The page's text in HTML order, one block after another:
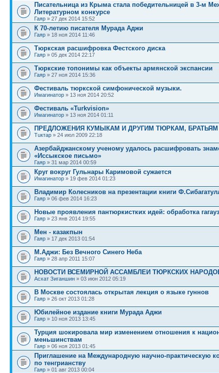
Писательница из Крыма стала победительницей в 3-м
Литературном конкурсе
Гаяр » 27 дек 2014 15:52
К 70-летию писателя Мурада Аджи
Гаяр » 18 ноя 2014 11:46
Тюркская расшифровка Фестского диска
Гаяр » 05 дек 2014 22:17
Тюркские топонимы как объекты армянской экспансии
Гаяр » 27 ноя 2014 15:36
Фестиваль тюркской симфонической музыки.
Имагинатор » 13 ноя 2014 20:52
Фестиваль «Turkvision»
Имагинатор » 13 ноя 2014 01:11
ПРЕДЛОЖЕНИЯ КУМЫКАМ И ДРУГИМ ТЮРКАМ,
Тuктар » 24 июл 2009 22:18
Азербайджанскому ученому удалось расшифровать
«Иссыкское письмо»
Гаяр » 31 мар 2014 00:59
Круг вокруг Гульнары Каримовой сужается
Имагинатор » 19 фев 2014 01:23
Владимир Колесников на презентации книги
Гаяр » 06 фев 2014 16:23
Новые проявления пантюркистких идей: обработка
Гаяр » 23 янв 2014 19:55
Мен - казакпын
Гаяр » 17 дек 2013 01:54
М.Аджи: Без Вечного Синего Неба
Гаяр » 28 апр 2011 15:07
НОВОСТИ ВСЕМИРНОЙ АССАМБЛЕИ ТЮРКСКИХ
Асхат Зиганшин » 03 июн 2012 05:19
В Москве состоялась открытая лекция о языке гуннов
Гаяр » 26 окт 2013 01:28
Юбилейное издание книги Мурада Аджи
Гаяр » 10 ноя 2013 13:45
Турция шокировала мир изменением отношения к
меньшинствам
Гаяр » 06 ноя 2013 01:45
Приглашение на Международную научно-практическую
по тенгрианству
Гаяр » 01 авг 2013 00:04